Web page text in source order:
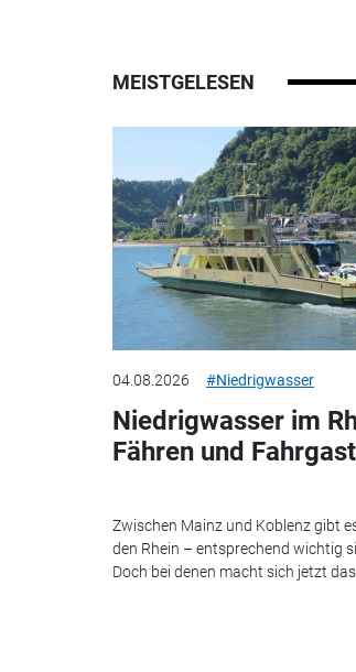
MEISTGELESEN
04.08.2026 #Niedrigwasser
Niedrigwasser im
Fähren und
Zwischen Mainz und Koblenz gibt
den Rhein – entsprechend wichtig
Doch bei denen macht sich jetzt das